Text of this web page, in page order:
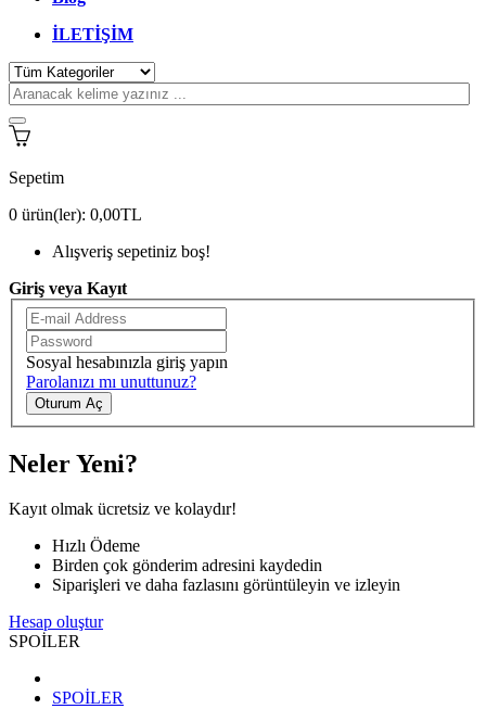
İLETİŞİM
Sepetim
0 ürün(ler): 0,00TL
Alışveriş sepetiniz boş!
Giriş veya Kayıt
Sosyal hesabınızla giriş yapın
Parolanızı mı unuttunuz?
Oturum Aç
Neler Yeni?
Kayıt olmak ücretsiz ve kolaydır!
Hızlı Ödeme
Birden çok gönderim adresini kaydedin
Siparişleri ve daha fazlasını görüntüleyin ve izleyin
Hesap oluştur
SPOİLER
SPOİLER